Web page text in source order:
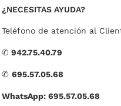
¿NECESITAS AYUDA?
Teléfono de atención al
✆ 942.75.40.79
✆ 695.57.05.68
WhatsApp: 695.57.05.68